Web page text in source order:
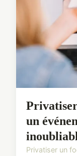
un
Privatiser un